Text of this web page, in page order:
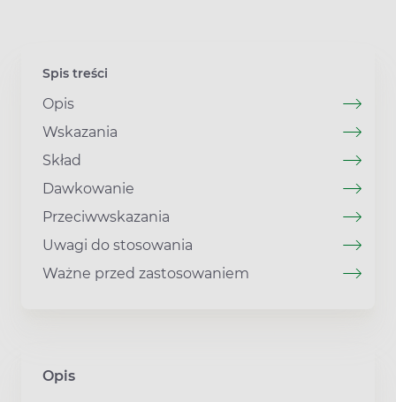
Spis treści
Opis
Wskazania
Skład
Dawkowanie
Przeciwwskazania
Uwagi do stosowania
Ważne przed zastosowaniem
Opis